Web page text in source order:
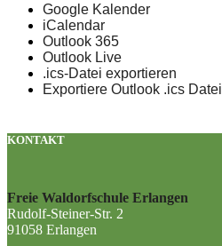
Google Kalender
iCalendar
Outlook 365
Outlook Live
.ics-Datei exportieren
Exportiere Outlook .ics Datei
KONTAKT
Freie Waldorfschule Erlangen
Rudolf-Steiner-Str. 2
91058 Erlangen